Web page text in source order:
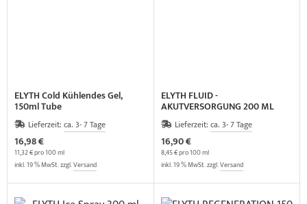
ELYTH Cold Kühlendes Gel,
150ml Tube
Lieferzeit: ca. 3- 7 Tage
16,98 €
11,32 € pro 100 ml
inkl. 19 % MwSt. zzgl.Versand
ELYTH FLUID -
AKUTVERSORGUNG 200 ML
SPRAYLieferzeit: ca. 3- 7 Tage
16,90 €
8,45 € pro 100 ml
inkl. 19 % MwSt. zzgl.Versand